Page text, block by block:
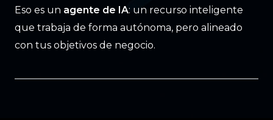
Eso es un agente de IA: un recurso inteligente
que trabaja de forma autónoma, pero alineado
con tus objetivos de negocio.